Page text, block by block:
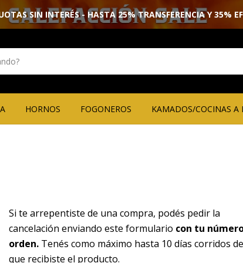
SIN INTERÉS - HASTA 25% TRANSFERENCIA Y 35%
HORNOS FOGONEROS KAMADOS/COCINAS A
Si te arrepentiste de una compra, podés pedir la
cancelación enviando este formulario con tu
orden. Tenés como máximo hasta 10 días corridos
que recibiste el producto.